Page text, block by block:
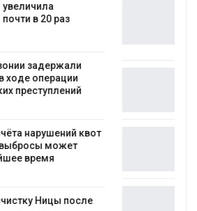
снизят стоимость
солнечных панелей для
отметит 11-летие
фестивалем
противников строительства АЭС
по статье о терроризме
2026
израильской тюрьмы